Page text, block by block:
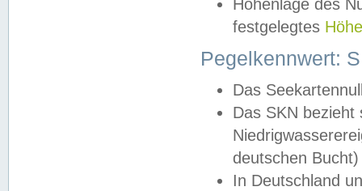
Höhenlage des
festgelegtes
Pegelkennwert:
Das
Das SKN
deutschen
In Deutschland